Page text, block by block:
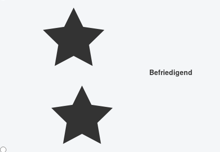
Befriedigend